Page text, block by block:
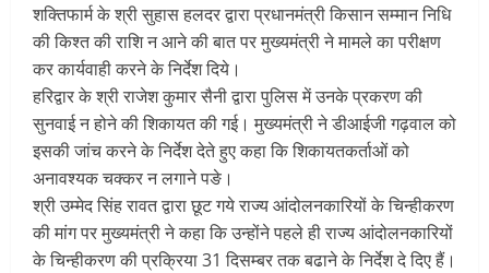
शक्तिफार्म के श्री सुहास हलदर द्वारा प्रधानमंत्री किसान सम्मान निधि
की किश्त की राशि न आने की बात पर मुख्यमंत्री ने मामले का परीक्षण
कर कार्यवाही करने के निर्देश दिये।
हरिद्वार के श्री राजेश कुमार सैनी द्वारा पुलिस में उनके प्रकरण की
सुनवाई न होने की शिकायत की गई। मुख्यमंत्री ने डीआईजी गढ़वाल को
इसकी जांच करने के निर्देश देते हुए कहा कि शिकायतकर्ताओं को
अनावश्यक चक्कर न लगाने पङे।
श्री उम्मेद सिंह रावत द्वारा छूट गये राज्य आंदोलनकारियों के चिन्हीकरण
की मांग पर मुख्यमंत्री ने कहा कि उन्होंने पहले ही राज्य आंदोलनकारियों
के चिन्हीकरण की प्रक्रिया 31 दिसम्बर तक बढाने के निर्देश दे दिए हैं।